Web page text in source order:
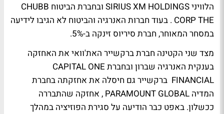
הלוויני SIRIUS XM HOLDINGS ובחברת הביטוח CHUBB
CORP THE . בעוד חברות האנרגיה והביטוח לא הגיבו לידיעה
במסחר המאוחר, חברת סיריוס זינקה ב-5%.
מצד שני הקטינה חברת ברקשייר האת'וואי את האחזקה
בענקית האנרגיה שברון ובחברת CAPITAL ONE
FINANCIAL ברקשייר גם חיסלה את אחזקתה בחברת
המדיה PARAMOUNT GLOBAL , אחזקה שהתבררה
ככשלון. באפט כבר הודיעה על סגירת הפוזיציה במהלך